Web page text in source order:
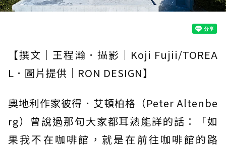
【撰文｜王程瀚．攝影｜Koji Fujii/TOREA
L．圖片提供｜RON DESIGN】
奧地利作家彼得．艾頓柏格（Peter Altenbe
rg）曾說過那句大家都耳熟能詳的話：「如
果我不在咖啡館，就是在前往咖啡館的路